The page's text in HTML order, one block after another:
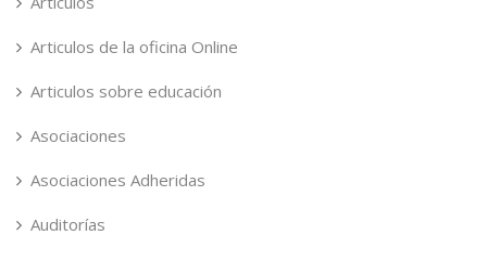
Articulos de la oficina Online
Articulos sobre educación
Asociaciones
Asociaciones Adheridas
Auditorías